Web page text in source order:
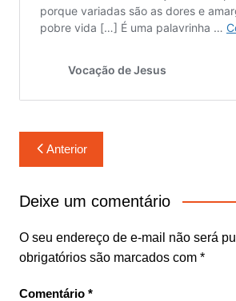
Navegação
de
Post
Anterior
Deixe um comentário
O seu endereço de e-mail não será
obrigatórios são marcados com *
Comentário *